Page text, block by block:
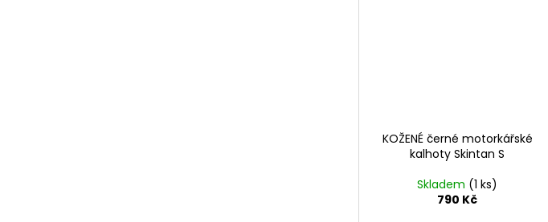
KOŽENÉ černé motorkářské
kalhoty Skintan S
Skladem (1 ks)
790 Kč